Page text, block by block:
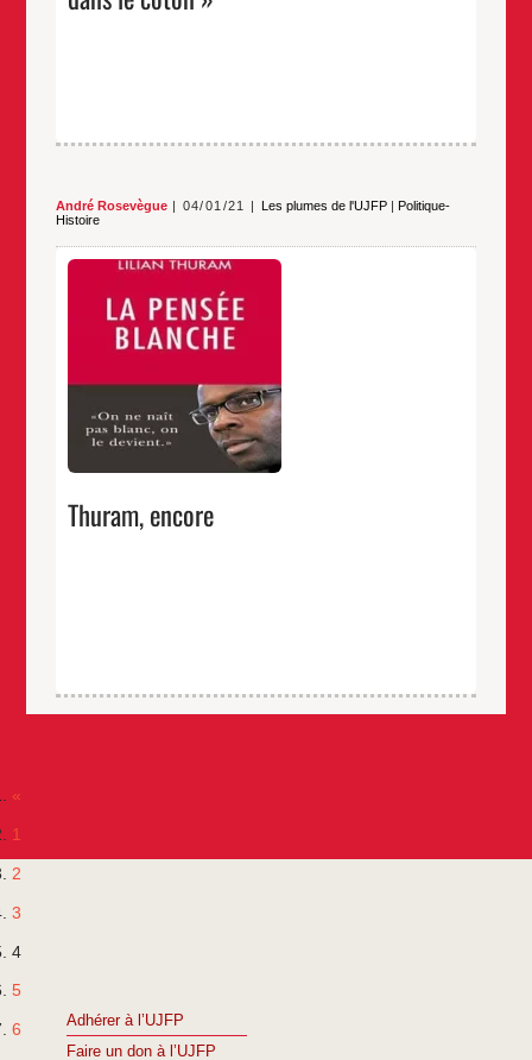
André Rosevègue 04/01/21 Les plumes de l'UJFP| Politique-
Histoire
Thuram, encore
livre de Lilian Thuram, paru en octobre, La pensée
Je vous avais, pour vous appâter, cité deux
anecdotes de l’introduction, qui montrait à quel point
se pensaient pas comme Blancs, mais comme
normaux, et même figures de l’universel.
«
1
2
3
4
5
6
Adhérer à l’UJFP
Faire un don à l’UJFP